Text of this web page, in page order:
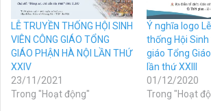
LỄ TRUYỀN THỐNG HỘI SINH
VIÊN CÔNG GIÁO TỔNG
GIÁO PHẬN HÀ NỘI LẦN THỨ
XXIV
23/11/2021
Trong "Hoạt động"
Ý nghĩa logo
thống Hội Sinh
giáo Tổng
lần thứ XXIII
01/12/2020
Trong "Hoạt